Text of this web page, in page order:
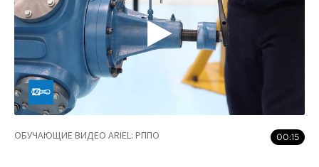
ОБУЧАЮЩИЕ ВИДЕО ARIEL: РППО 00:15